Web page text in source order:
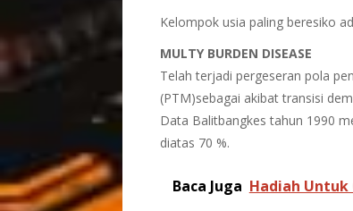
Kelompok usia paling beresiko
MULTY BURDEN DISEASE
Telah terjadi pergeseran pola
(PTM)sebagai akibat transisi
Data Balitbangkes tahun 1990
diatas 70 %.
Baca Juga Hadiah